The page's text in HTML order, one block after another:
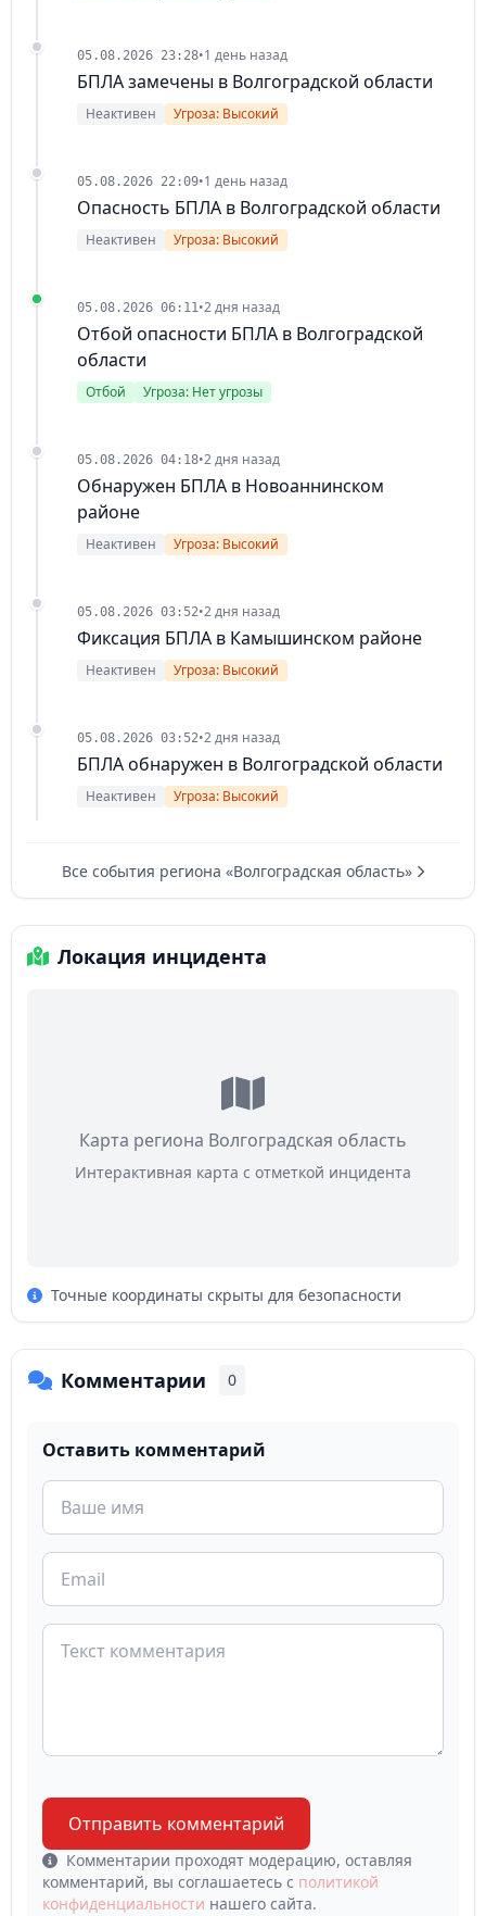
05.08.2026 23:28•1 день назад
БПЛА замечены в Волгоградской области
Неактивен Угроза: Высокий
05.08.2026 22:09•1 день назад
Опасность БПЛА в Волгоградской области
Неактивен Угроза: Высокий
05.08.2026 06:11•2 дня назад
Отбой опасности БПЛА в Волгоградской
области
Отбой Угроза: Нет угрозы
05.08.2026 04:18•2 дня назад
Обнаружен БПЛА в Новоаннинском
районе
Неактивен Угроза: Высокий
05.08.2026 03:52•2 дня назад
Фиксация БПЛА в Камышинском районе
Неактивен Угроза: Высокий
05.08.2026 03:52•2 дня назад
БПЛА обнаружен в Волгоградской области
Неактивен Угроза: Высокий
Все события региона «Волгоградская область»
Локация инцидента
Карта региона Волгоградская область
Интерактивная карта с отметкой инцидента
Точные координаты скрыты для безопасности
Комментарии 0
Оставить комментарий
Отправить комментарий
Комментарии проходят модерацию, оставляя
комментарий, вы соглашаетесь с политикой
конфиденциальности нашего сайта.